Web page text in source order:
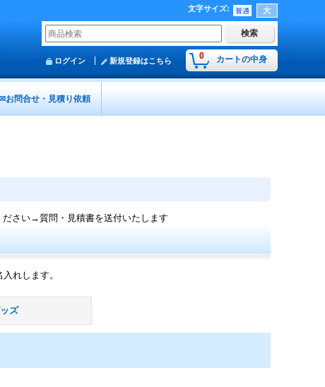
文字サイズ:
0 カートの中身
ログイン 新規登録はこちら
お問合せ・見積り依頼
さい→質問・見積書を送付いたします
れします。
ズ